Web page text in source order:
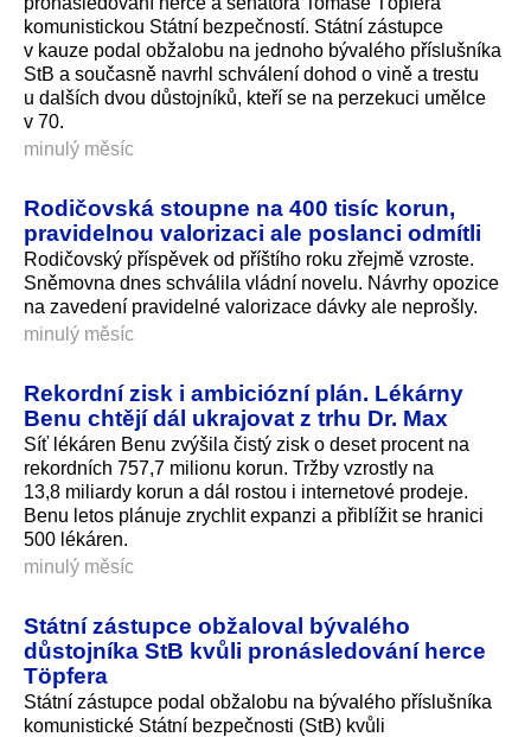
komunistickou Státní bezpečností. Státní zástupce
v kauze podal obžalobu na jednoho bývalého příslušníka
StB a současně navrhl schválení dohod o vině a trestu
u dalších dvou důstojníků, kteří se na perzekuci umělce
v 70.
minulý měsíc
Rodičovská stoupne na 400 tisíc korun,
pravidelnou valorizaci ale poslanci odmítli
Rodičovský příspěvek od příštího roku zřejmě vzroste.
Sněmovna dnes schválila vládní novelu. Návrhy opozice
na zavedení pravidelné valorizace dávky ale neprošly.
minulý měsíc
Rekordní zisk i ambiciózní plán. Lékárny
Benu chtějí dál ukrajovat z trhu Dr. Max
Síť lékáren Benu zvýšila čistý zisk o deset procent na
rekordních 757,7 milionu korun. Tržby vzrostly na
13,8 miliardy korun a dál rostou i internetové prodeje.
Benu letos plánuje zrychlit expanzi a přiblížit se hranici
500 lékáren.
minulý měsíc
Státní zástupce obžaloval bývalého
důstojníka StB kvůli pronásledování herce
Töpfera
Státní zástupce podal obžalobu na bývalého příslušníka
komunistické Státní bezpečnosti (StB) kvůli